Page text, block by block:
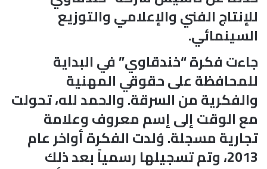
للإنتاج الفني والإعلامي والتوزيع
السينمائي.
جاءت فكرة “خندقاوي” في البداية
للمحافظة على حقوقي المهنية
والفكرية من السرقة. والحمد لله، تحولت
مع الوقت إلى إسم معروف وعلامة
تجارية مسجلة. وُلدت الفكرة أواخر عام
2013، وتم تسجيلها رسمياً بعد ذلك